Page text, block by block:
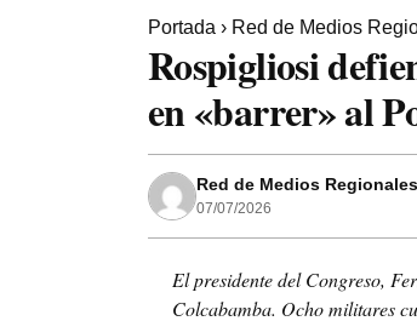
Portada › Red de Medios
Rospigliosi
en «barrer» al
Red de Medios
07/07/2026
El presidente del Congreso,
Colcabamba. Ocho militares